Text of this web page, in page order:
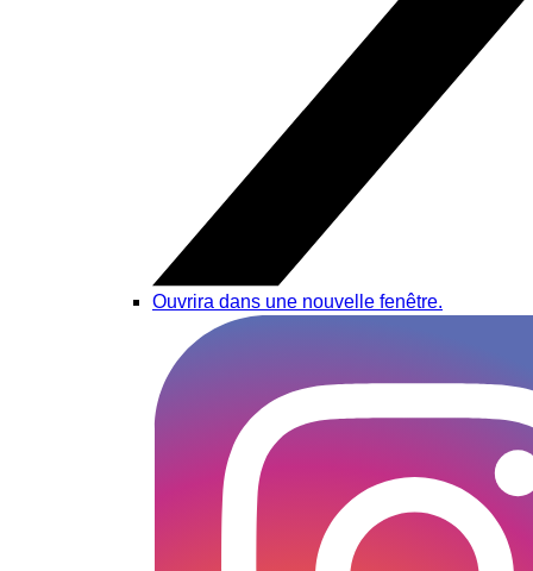
Ouvrira dans une nouvelle fenêtre.